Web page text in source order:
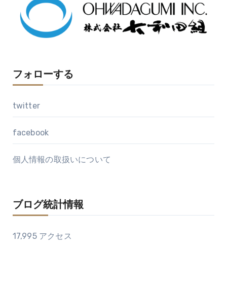
フォローする
twitter
facebook
個人情報の取扱いについて
ブログ統計情報
17,995 アクセス